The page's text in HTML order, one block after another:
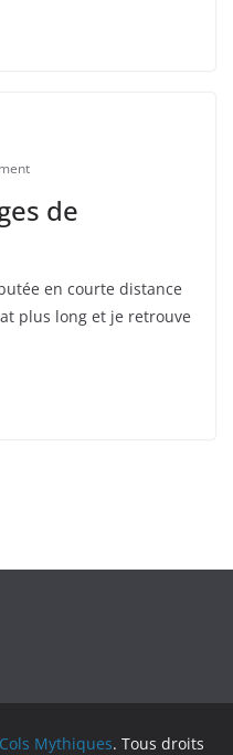
de
en courte distance
plus long et je retrouve
Mythiques. Tous droits